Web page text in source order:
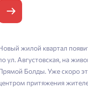
жилой квартал
ул. Августовская, на
Болды. Уже скоро
притяжения